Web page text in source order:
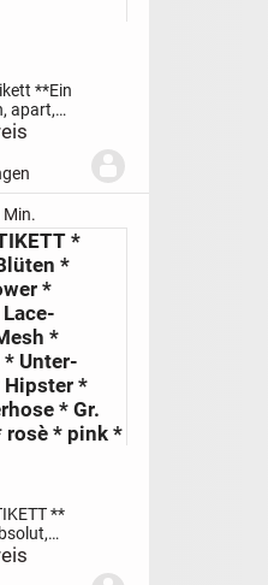
**Ein
apart,
mit viel
wein-
*
*...
Min.
*
*
*
*
* Unter-
Hipster *
* Gr.
rosè * pink *
**
pink * kiwi-